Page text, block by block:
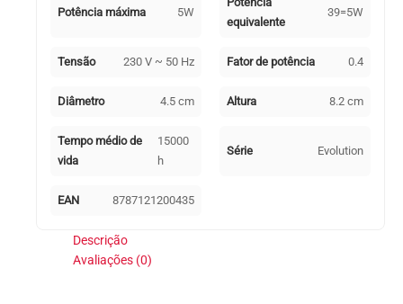
Potência máxima 5W
equivalente
39=5W
Tensão 230 V ~ 50 Hz Fator de potência 0.4
Diâmetro 4.5 cm Altura 8.2 cm
Tempo médio de
vida
15000
h
Série Evolution
EAN 8787121200435
Descrição
Avaliações (0)